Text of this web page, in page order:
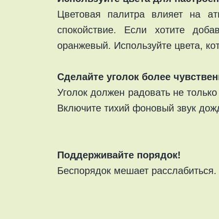
Цветовая палитра влияет на
спокойствие. Если хотите
оранжевый. Используйте цвета,
Сделайте уголок более
Уголок должен радовать не
Включите тихий фоновый звук
Поддерживайте порядок!
Беспорядок мешает